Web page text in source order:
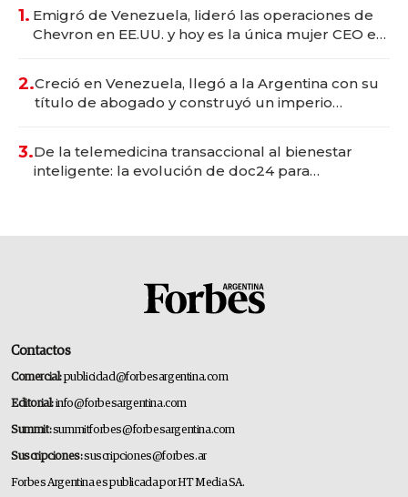
1. Emigró de Venezuela, lideró las operaciones de
Chevron en EE.UU. y hoy es la única mujer CEO en
2.Creció en Venezuela, llegó a la Argentina con su
título de abogado y construyó un imperio
3.De la telemedicina transaccional al bienestar
inteligente: la evolución de doc24 para
Contactos
Comercial:publicidad@forbesargentina.com
Editorial:info@forbesargentina.com
Summit:summitforbes@forbesargentina.com
Suscripciones:suscripciones@forbes.ar
Forbes Argentina es publicada por HT Media SA.